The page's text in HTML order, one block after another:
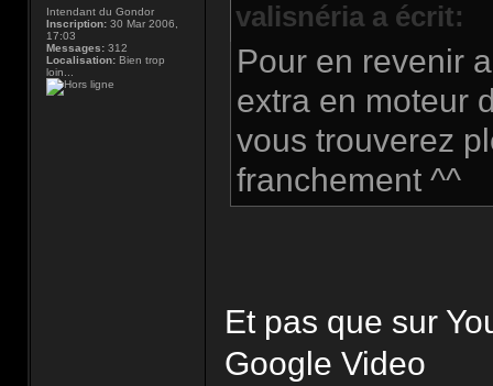
Intendant du Gondor
Inscription: 30 Mar 2006,
17:03
Messages: 312
Localisation: Bien trop
loin...
valisnéria a écrit:
Pour en revenir
extra en moteur
vous trouverez
franchement ^^
Et pas que sur
Google Video